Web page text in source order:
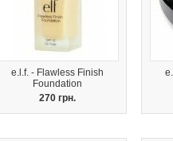
e.l.f. - Flawless Finish
Foundation
270 грн.